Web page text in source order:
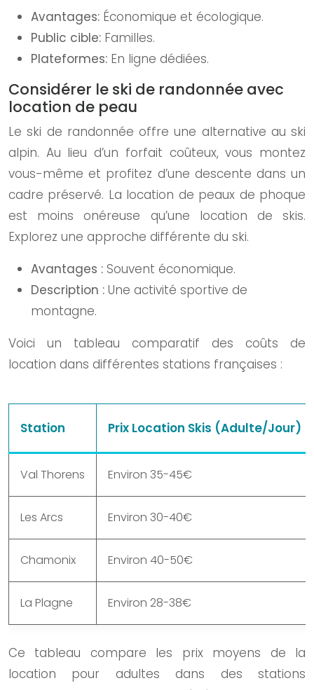
Avantages: Économique et écologique.
Public cible: Familles.
Plateformes: En ligne dédiées.
Considérer le ski de randonnée avec
location de peau
Le ski de randonnée offre une alternative au ski
alpin. Au lieu d’un forfait coûteux, vous montez
vous-même et profitez d’une descente dans un
cadre préservé. La location de peaux de phoque
est moins onéreuse qu’une location de skis.
Explorez une approche différente du ski.
Avantages : Souvent économique.
Description : Une activité sportive de
montagne.
Voici un tableau comparatif des coûts de
location dans différentes stations françaises :
Station Prix Location Skis (Adulte/Jour)
Val Thorens Environ 35-45€
Les Arcs Environ 30-40€
Chamonix Environ 40-50€
La Plagne Environ 28-38€
Ce tableau compare les prix moyens de la
location pour adultes dans des stations